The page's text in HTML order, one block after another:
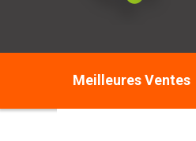
Meilleures Ventes